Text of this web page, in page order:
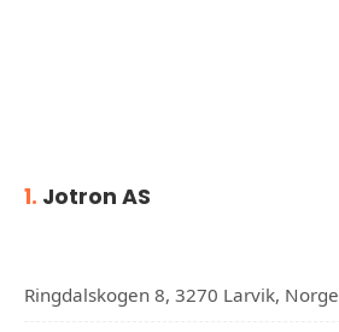
1. Jotron AS
Ringdalskogen 8, 3270 Larvik, Norge